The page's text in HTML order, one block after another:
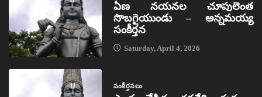
ఏణ నయనల చూపులెంత
సొబగైయుండు – అన్నమయ్య
సంకీర్తన
Saturday, April 4, 2026
సంకీర్తనలు